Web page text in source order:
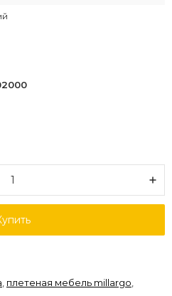
плетеная мебель millargo